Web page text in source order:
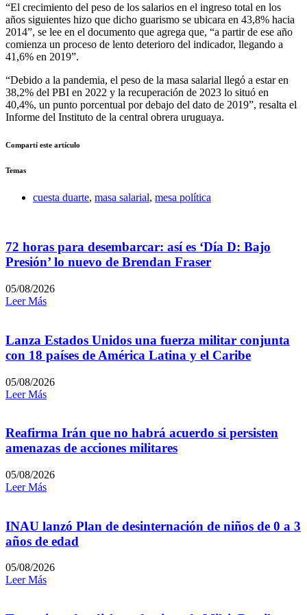
“El crecimiento del peso de los salarios en el ingreso total en los
años siguientes hizo que dicho guarismo se ubicara en 43,8% hacia
2014”, se lee en el documento que agrega que, “a partir de ese año
comienza un proceso de lento deterioro del indicador, llegando a
41,6% en 2019”.
“Debido a la pandemia, el peso de la masa salarial llegó a estar en
38,2% del PBI en 2022 y la recuperación de 2023 lo situó en
40,4%, un punto porcentual por debajo del dato de 2019”, resalta el
Informe del Instituto de la central obrera uruguaya.
Compartí este artículo
Temas
cuesta duarte, masa salarial, mesa política
72 horas para desembarcar: así es ‘Día D: Bajo
Presión’ lo nuevo de Brendan Fraser
05/08/2026
Leer Más
Lanza Estados Unidos una fuerza militar conjunta
con 18 países de América Latina y el Caribe
05/08/2026
Leer Más
Reafirma Irán que no habrá acuerdo si persisten
amenazas de acciones militares
05/08/2026
Leer Más
INAU lanzó Plan de desinternación de niños de 0 a 3
años de edad
05/08/2026
Leer Más